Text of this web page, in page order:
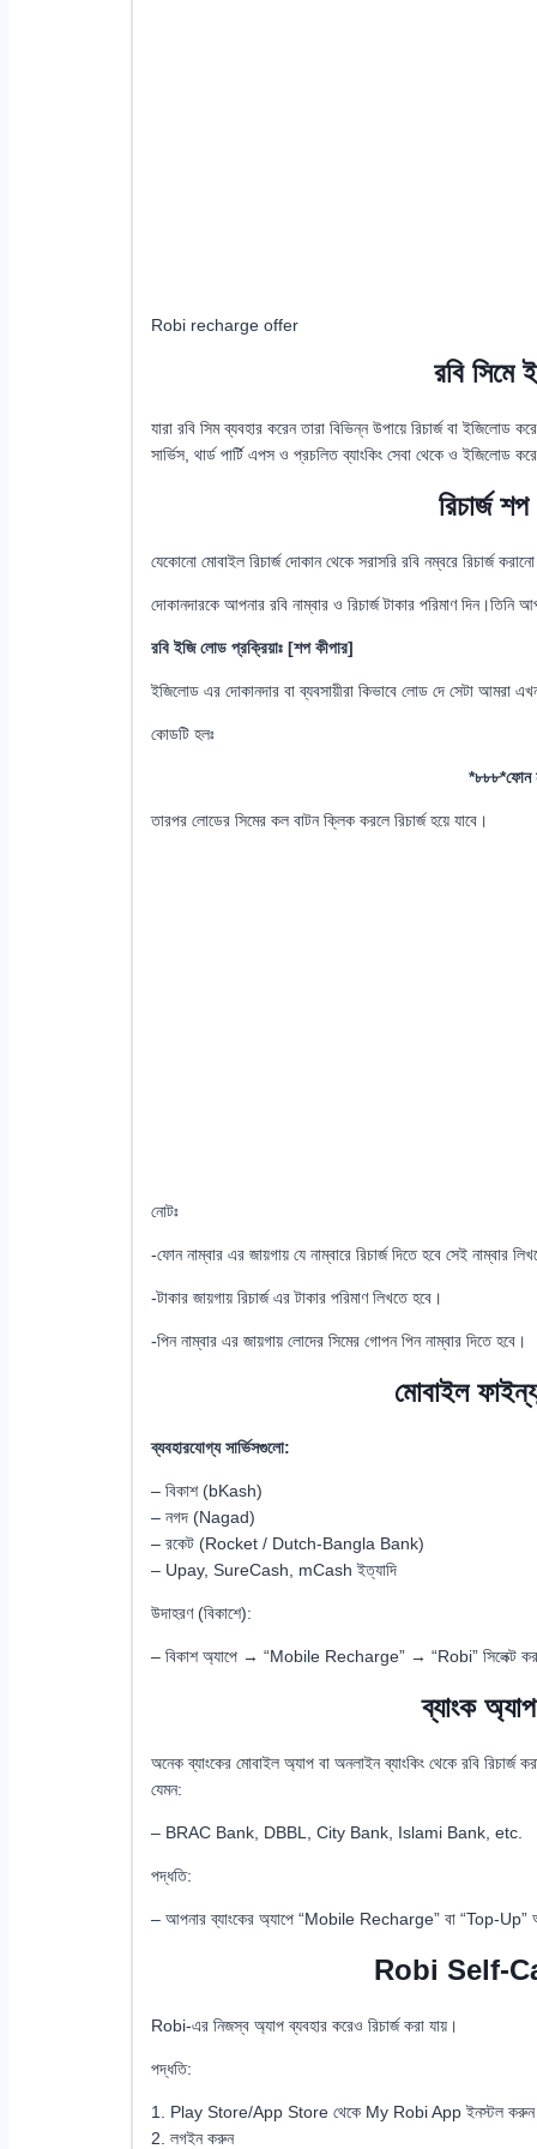
Robi recharge offer
রবি সিমে
যারা রবি সিম ব্যবহার করেন তারা বিভিন্ন উপায়ে রিচার্জ বা ইজিলোড
সার্ভিস, থার্ড পার্টি এপস ও প্রচলিত ব্যাংকিং সেবা থেকে ও ইজিলোড
রিচার্জ
যেকোনো মোবাইল রিচার্জ দোকান থেকে সরাসরি রবি নম্বরে রিচার্জ
দোকানদারকে আপনার রবি নাম্বার ও রিচার্জ টাকার পরিমাণ দিন।তিনি
রবি ইজি লোড প্রক্রিয়াঃ [শপ কীপার]
ইজিলোড এর দোকানদার বা ব্যবসায়ীরা কিভাবে লোড দে সেটা আমরা
কোডটি হলঃ
*৮৮৮*ফোন
তারপর লোডের সিমের কল বাটন ক্লিক করলে রিচার্জ হয়ে যাবে।
নোটঃ
-ফোন নাম্বার এর জায়গায় যে নাম্বারে রিচার্জ দিতে হবে সেই নাম্বার
-টাকার জায়গায় রিচার্জ এর টাকার পরিমাণ লিখতে হবে।
-পিন নাম্বার এর জায়গায় লোদের সিমের গোপন পিন নাম্বার দিতে হবে।
মোবাইল
ব্যবহারযোগ্য সার্ভিসগুলো:
– বিকাশ (bKash)
– নগদ (Nagad)
– রকেট (Rocket / Dutch-Bangla Bank)
– Upay, SureCash, mCash ইত্যাদি
উদাহরণ (বিকাশে):
– বিকাশ অ্যাপে → “Mobile Recharge” → “Robi” সিলেক্ট
ব্যাংক অ্যাপ
অনেক ব্যাংকের মোবাইল অ্যাপ বা অনলাইন ব্যাংকিং থেকে রবি রিচার্জ
যেমন:
– BRAC Bank, DBBL, City Bank, Islami Bank, etc.
পদ্ধতি:
– আপনার ব্যাংকের অ্যাপে “Mobile Recharge” বা “Top-
Robi Self-
Robi-এর নিজস্ব অ্যাপ ব্যবহার করেও রিচার্জ করা যায়।
পদ্ধতি:
1. Play Store/App Store থেকে My Robi App ইনস্টল করুন
2. লগইন করুন